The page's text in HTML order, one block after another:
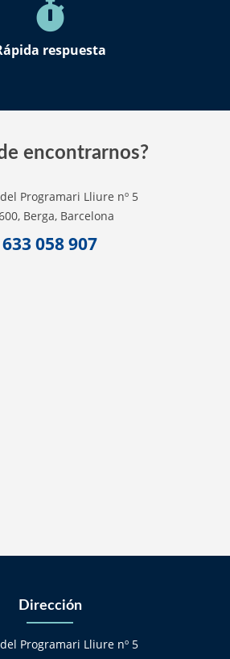
respuesta
encontrarnos?
Programari Lliure nº 5
Berga, Barcelona
633 058 907
Dirección
Programari Lliure nº 5